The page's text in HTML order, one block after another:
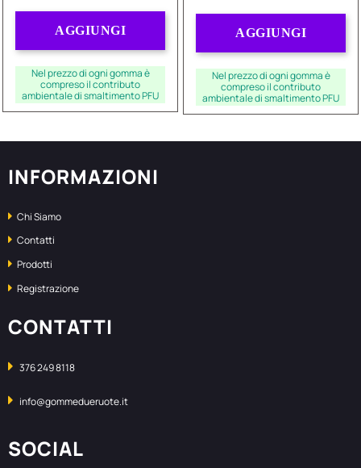
AGGIUNGI
Nel prezzo di ogni gomma è
compreso il contributo
ambientale di smaltimento PFU
AGGIUNGI
Nel prezzo di ogni gomma è
compreso il contributo
ambientale di smaltimento PFU
INFORMAZIONI
Chi Siamo
Contatti
Prodotti
Registrazione
CONTATTI
376 249 8118
info@gommedueruote.it
SOCIAL